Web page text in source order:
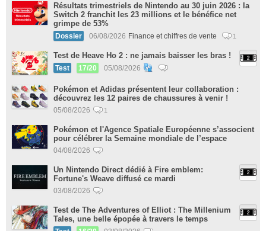
Résultats trimestriels de Nintendo au 30 juin 2026 : la
Switch 2 franchit les 23 millions et le bénéfice net
grimpe de 53%
Dossier 06/08/2026 Finance et chiffres de vente 1
Test de Heave Ho 2 : ne jamais baisser les bras !
Test 17/20 05/08/2026
Pokémon et Adidas présentent leur collaboration :
découvrez les 12 paires de chaussures à venir !
05/08/2026 1
Pokémon et l'Agence Spatiale Européenne s’associent
pour célébrer la Semaine mondiale de l’espace
04/08/2026
Un Nintendo Direct dédié à Fire emblem:
Fortune's Weave diffusé ce mardi
03/08/2026
Test de The Adventures of Elliot : The Millenium
Tales, une belle épopée à travers le temps